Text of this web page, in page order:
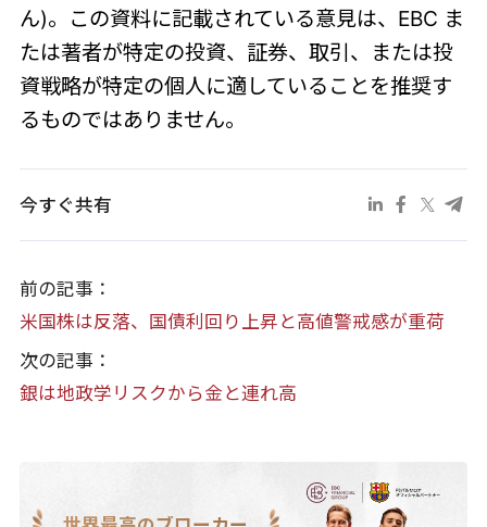
ん)。この資料に記載されている意見は、EBC ま
たは著者が特定の投資、証券、取引、または投
資戦略が特定の個人に適していることを推奨す
るものではありません。
今すぐ共有
前の記事：
米国株は反落、国債利回り上昇と高値警戒感が重荷
次の記事：
銀は地政学リスクから金と連れ高